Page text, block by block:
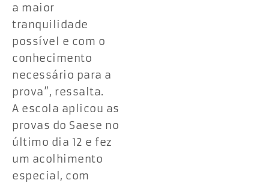
a maior
tranquilidade
possível e com o
conhecimento
necessário para a
prova”, ressalta.
A escola aplicou as
provas do Saese no
último dia 12 e fez
um acolhimento
especial, com